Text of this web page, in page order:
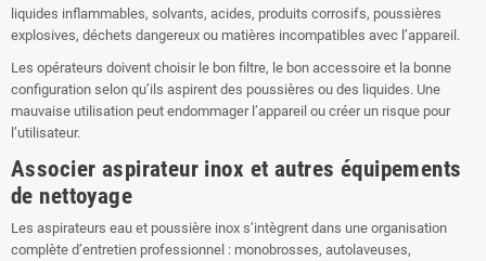
liquides inflammables, solvants, acides, produits corrosifs, poussières
explosives, déchets dangereux ou matières incompatibles avec l’appareil.
Les opérateurs doivent choisir le bon filtre, le bon accessoire et la bonne
configuration selon qu’ils aspirent des poussières ou des liquides. Une
mauvaise utilisation peut endommager l’appareil ou créer un risque pour
l’utilisateur.
Associer aspirateur inox et autres équipements
de nettoyage
Les aspirateurs eau et poussière inox s’intègrent dans une organisation
complète d’entretien professionnel : monobrosses, autolaveuses,